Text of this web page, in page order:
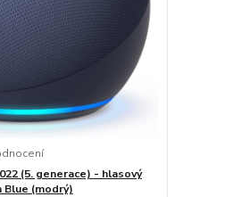
(5. generace) - hlasový
(modrý)